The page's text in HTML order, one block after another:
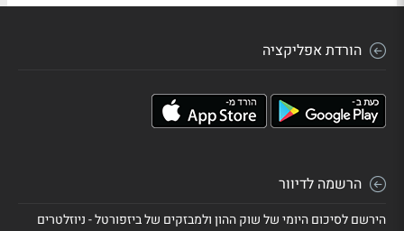
הורדת אפליקציה
הרשמה לדיוור
הירשם לסיכום היומי של שוק ההון ולמבזקים של ביזפורטל - ניוזלטרים